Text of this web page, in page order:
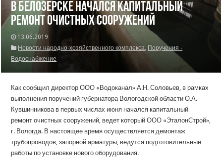
В Белозерске начался капитальный
ремонт очистных сооружений
13.06.2019
Новости народно-хозяйственного комплекса, Поручения -
Водоснабжение
Как сообщил директор ООО «Водоканал» А.Н. Соловьев, в рамках
выполнения поручений губернатора Вологодской области О.А.
Кувшинникова в первых числах июня начался капитальный
ремонт очистных сооружений, ведет который ООО «ЭталонСтрой»,
г. Вологда. В настоящее время осуществляется демонтаж
трубопроводов, запорной арматуры, ведутся подготовительные
работы по установке нового оборудования.